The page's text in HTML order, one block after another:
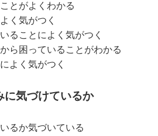
とがよくわかる
く気がつく
ることによく気がつく
ら困っていることがわかる
よく気がつく
に気づけているか
るか気づいている